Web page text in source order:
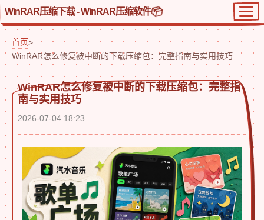
WinRAR压缩下载 - WinRAR压缩软件
首页>
WinRAR怎么修复被中断的下载压缩包：完整指南与实用技巧
WinRAR怎么修复被中断的下载压缩包：完整指
南与实用技巧
2026-07-04 18:23